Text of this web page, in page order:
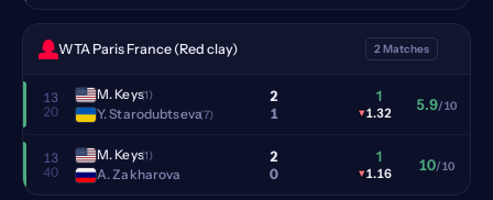
WTA Paris France (Red clay) 2 Matches
13
20
M. Keys(1)
Y. Starodubtseva(7)
2
1
1
▾1.32 5.9/10
13
40
M. Keys(1)
A. Zakharova
2
0
1
▾1.16 10/10